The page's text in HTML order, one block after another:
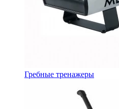
Гребные тренажеры